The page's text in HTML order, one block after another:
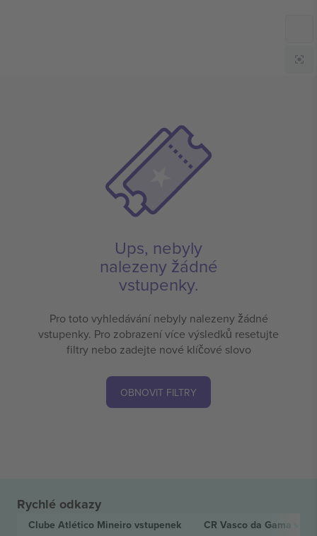
Ups, nebyly
nalezeny žádné
vstupenky.
Pro toto vyhledávání nebyly nalezeny žádné
vstupenky. Pro zobrazení více výsledků resetujte
filtry nebo zadejte nové klíčové slovo
OBNOVIT FILTRY
Rychlé odkazy
Clube Atlético Mineiro vstupenek CR Vasco da Gama